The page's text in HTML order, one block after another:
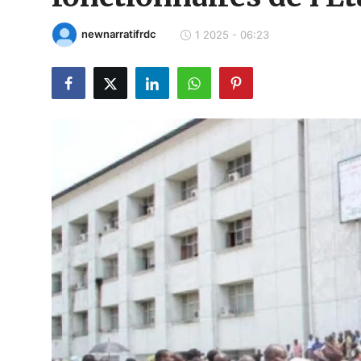
Politique
Société
Éducation
Sécurité
Diplomatie
Investissement
Religion
newnarratifrdc 1 2025 - 06:23